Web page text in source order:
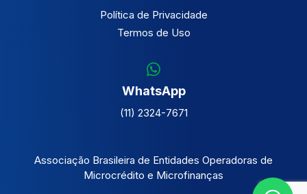
Política de Privacidade
Termos de Uso
WhatsApp
(11) 2324-7671
Associação Brasileira de Entidades Operadoras de
Microcrédito e Microfinanças